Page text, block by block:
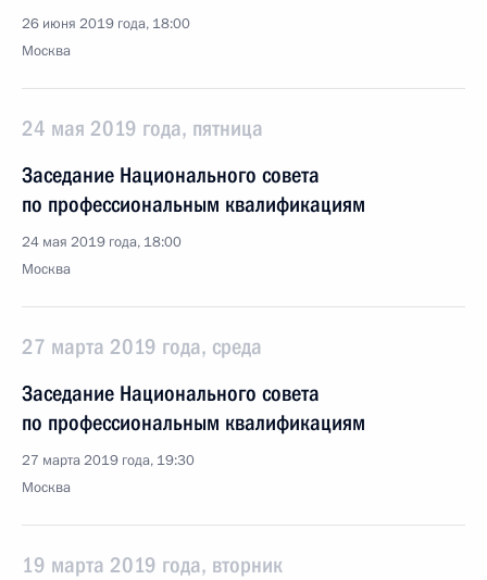
26 июня 2019 года, 18:00
Москва
24 мая 2019 года, пятница
Заседание Национального совета
по профессиональным квалификациям
24 мая 2019 года, 18:00
Москва
27 марта 2019 года, среда
Заседание Национального совета
по профессиональным квалификациям
27 марта 2019 года, 19:30
Москва
19 марта 2019 года, вторник